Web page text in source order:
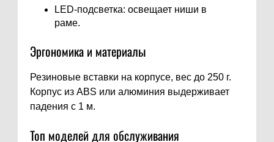
LED-подсветка: освещает ниши в
раме.
Эргономика и материалы
Резиновые вставки на корпусе, вес до 250 г.
Корпус из ABS или алюминия выдерживает
падения с 1 м.
Топ моделей для обслуживания